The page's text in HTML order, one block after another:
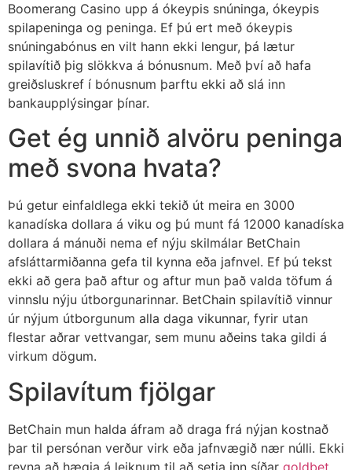
Boomerang Casino upp á ókeypis snúninga, ókeypis
spilapeninga og peninga. Ef þú ert með ókeypis
snúningabónus en vilt hann ekki lengur, þá lætur
spilavítið þig slökkva á bónusnum. Með því að hafa
greiðsluskref í bónusnum þarftu ekki að slá inn
bankaupplýsingar þínar.
Get ég unnið alvöru peninga
með svona hvata?
Þú getur einfaldlega ekki tekið út meira en 3000
kanadíska dollara á viku og þú munt fá 12000 kanadíska
dollara á mánuði nema ef nýju skilmálar BetChain
afsláttarmiðanna gefa til kynna eða jafnvel. Ef þú tekst
ekki að gera það aftur og aftur mun það valda töfum á
vinnslu nýju útborgunarinnar. BetChain spilavítið vinnur
úr nýjum útborgunum alla daga vikunnar, fyrir utan
flestar aðrar vettvangar, sem munu aðeins taka gildi á
virkum dögum.
Spilavítum fjölgar
BetChain mun halda áfram að draga frá nýjan kostnað
þar til persónan verður virk eða jafnvægið nær núlli. Ekki
reyna að hægja á leiknum til að setja inn síðar goldbet